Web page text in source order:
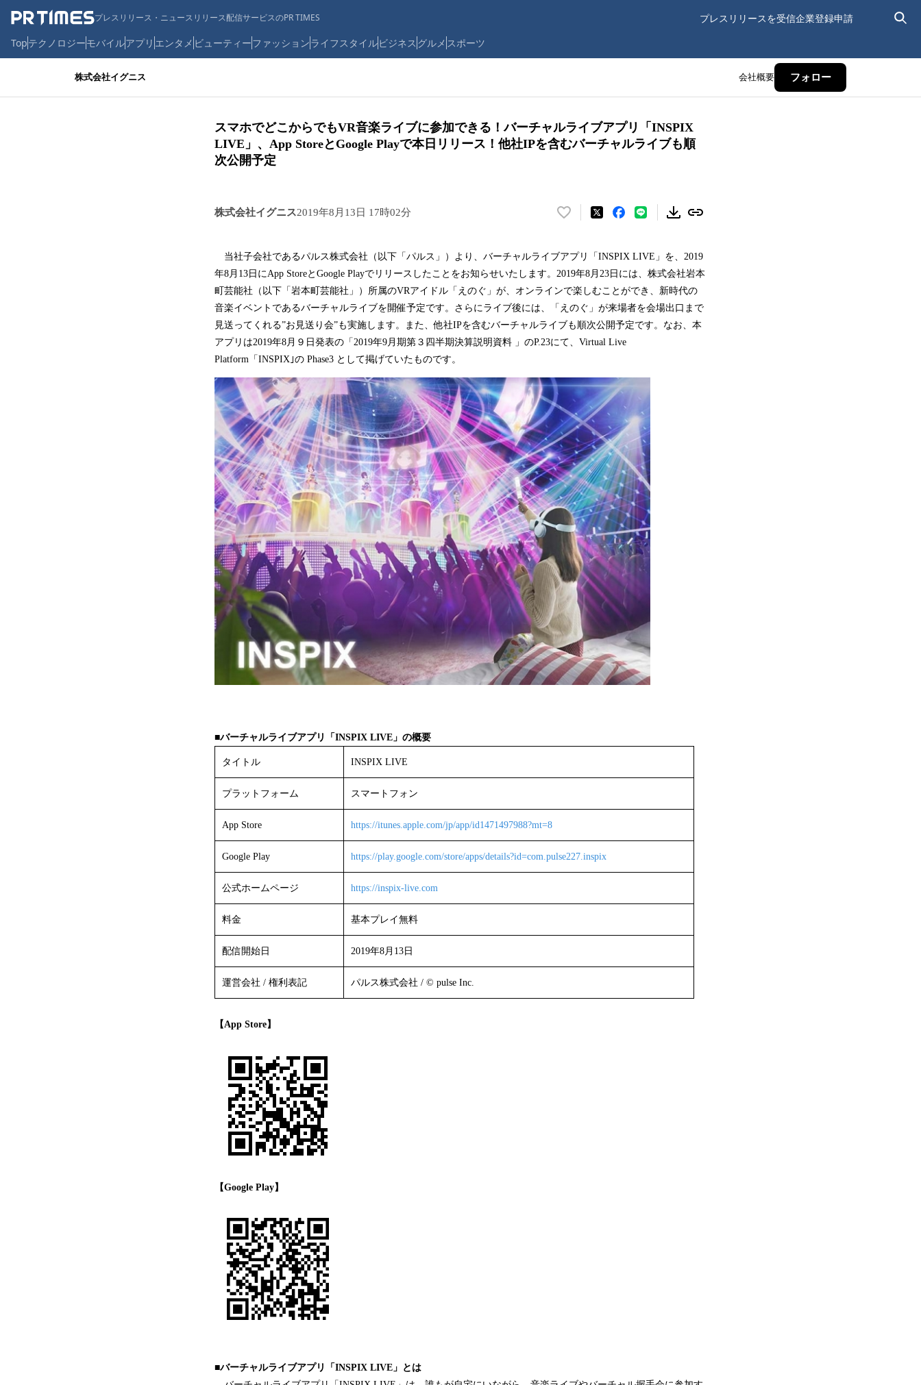
プレスリリース・ニュースリリース配信サービスのPR TIMES プレスリリースを受信企業登録申請
Topテクノロジーモバイルアプリ エンタメ ビューティーファッションライフスタイルビジネス グルメ スポーツ
株式会社イグニス 会社概要 フォロー
スマホでどこからでもVR音楽ライブに参加できる！バーチャルライブアプリ「INSPIX
LIVE」、App StoreとGoogle Playで本日リリース！他社IPを含むバーチャルライブも順
次公開予定
株式会社イグニス2019年8月13日 17時02分
い
！
数
を
読
み
み
で
す
当社子会社であるパルス株式会社（以下「パルス」）より、バーチャルライブアプリ「INSPIX LIVE」を、2019
年8月13日にApp StoreとGoogle Playでリリースしたことをお知らせいたします。2019年8月23日には、株式会社岩本
町芸能社（以下「岩本町芸能社」）所属のVRアイドル「えのぐ」が、オンラインで楽しむことができ、新時代の
音楽イベントであるバーチャルライブを開催予定です。さらにライブ後には、「えのぐ」が来場者を会場出口まで
見送ってくれる”お見送り会”も実施します。また、他社IPを含むバーチャルライブも順次公開予定です。なお、本
アプリは2019年8月９日発表の「2019年9月期第３四半期決算説明資料 」のP.23にて、Virtual Live
Platform「INSPIX｣の Phase3 として掲げていたものです。
■バーチャルライブアプリ 「 INSPIX LIVE 」 の概要
タイトル INSPIX LIVE
プラットフォーム スマートフォン
App Store https://itunes.apple.com/jp/app/id1471497988?mt=8
Google Play https://play.google.com/store/apps/details?id=com.pulse227.inspix
公式ホームページ https://inspix-live.com
料金 基本プレイ無料
配信開始日 2019年8月13日
運営会社 / 権利表記 パルス株式会社 / © pulse Inc.
【App Store】
【Google Play】
■バーチャルライブアプリ「INSPIX LIVE」とは